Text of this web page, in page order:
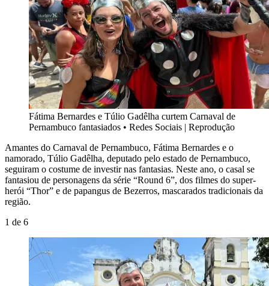
Fátima Bernardes e Túlio Gadêlha curtem Carnaval de
Pernambuco fantasiados • Redes Sociais | Reprodução
Amantes do Carnaval de Pernambuco, Fátima Bernardes e o
namorado, Túlio Gadêlha, deputado pelo estado de Pernambuco,
seguiram o costume de investir nas fantasias. Neste ano, o casal se
fantasiou de personagens da série “Round 6”, dos filmes do super-
herói “Thor” e de papangus de Bezerros, mascarados tradicionais da
região.
1 de 6